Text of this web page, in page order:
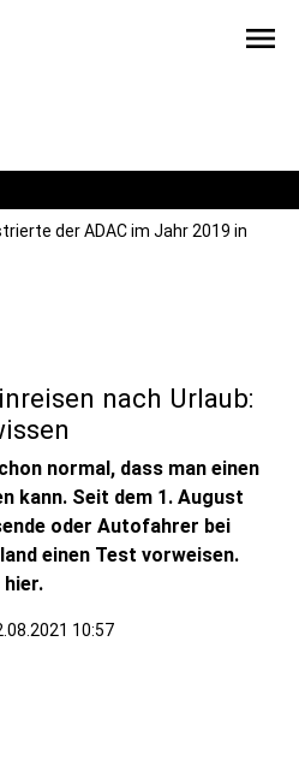
menu
der ADAC im Jahr 2019 in
nach Urlaub:
normal, dass man einen
kann. Seit dem 1. August
oder Autofahrer bei
einen Test vorweisen.
10:57